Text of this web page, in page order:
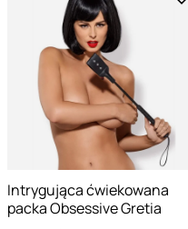
Intrygująca ćwiekowana
packa Obsessive Gretia